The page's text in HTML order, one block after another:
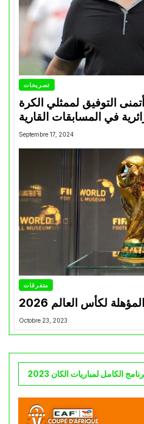
تصريحات
التوفيق لممثلي الكرة
Septembre 17, 2024
متفرقات
لكأس العالم 2026
Octobre 23, 2023
الكامل لمباريات الكان 2023